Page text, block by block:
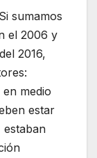
sumamos
el 2006 y
2016,
medio
estar
estaban